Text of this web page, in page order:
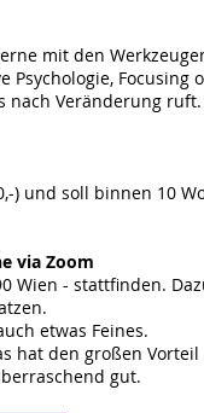
mit den
Psychologie, Focusing
nach Veränderung ruft.
) und soll binnen 10
via Zoom
Wien - stattfinden.
etwas Feines.
hat den großen
gut.